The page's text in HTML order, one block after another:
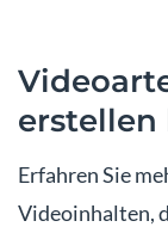
erstellen
Erfahren Sie
Videoinhalten,